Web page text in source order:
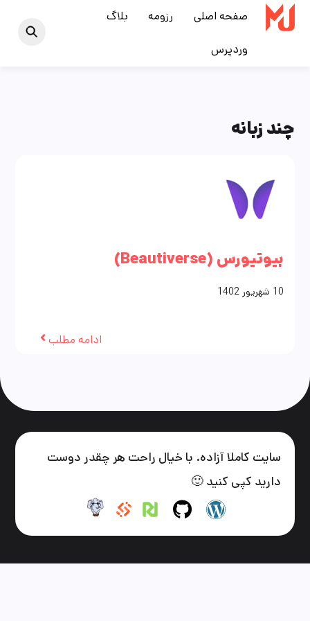
Skip
صفحه اصلی رزومه بلاگ
وردپرس
چند زبانه
بیوتیورس (Beautiverse)
10 شهریور 1402
ادامه مطلب
سایت کاملا آزاده. با خیال راحت هر چقدر دوست
دارید کپی کنید 🙂